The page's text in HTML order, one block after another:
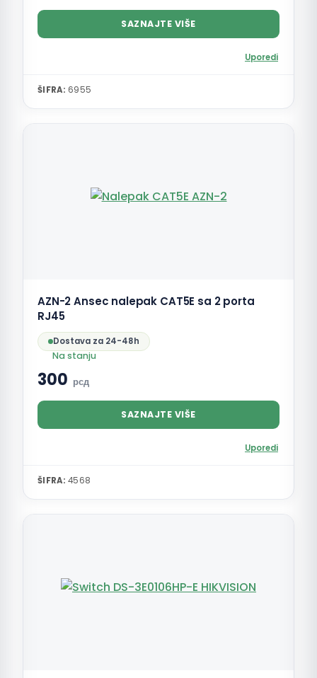
SAZNAJTE VIŠE
Uporedi
ŠIFRA: 6955
AZN-2 Ansec nalepak CAT5E sa 2 porta
RJ45
Dostava za 24-48h
Na stanju
300 рсд
SAZNAJTE VIŠE
Uporedi
ŠIFRA: 4568